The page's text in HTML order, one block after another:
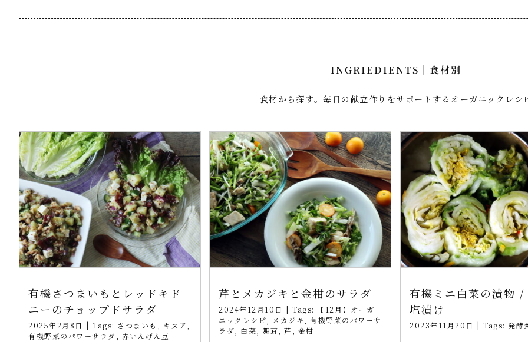
INGRIEDIENTS｜食材別
食材から探す。毎日の献立作りをサポートするオーガニックレシ
有機さつまいもとレッドキド
ニーのチョップドサラダ
2025年2月8日 | Tags: さつまいも キヌア
有機野菜のパワーサラダ
赤いんげん豆
芹とメカジキと金柑のサラダ
2024年12月10日 | Tags:
【12月】オーガ
ニックレシピ
メカジキ
有機野菜のパワーサ
ラダ
白菜 舞茸 芹 金柑
有機ミニ白菜の漬物 /
塩漬け
2023年11月20日 | Tags: 発酵